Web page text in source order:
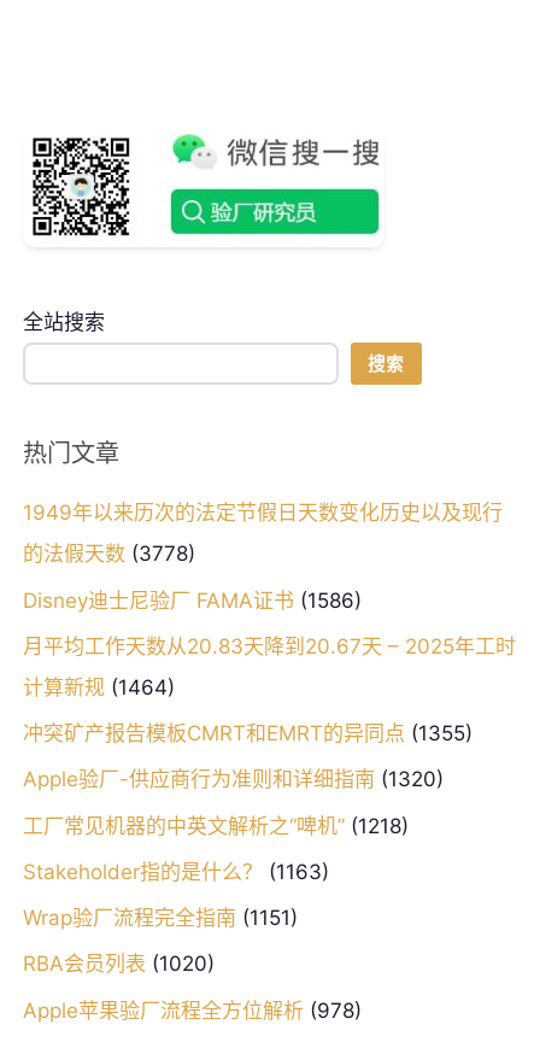
全站搜索
搜索
热门文章
1949年以来历次的法定节假日天数变化历史以及现行
的法假天数 (3778)
Disney迪士尼验厂 FAMA证书 (1586)
月平均工作天数从20.83天降到20.67天 – 2025年工时
计算新规(1464)
冲突矿产报告模板CMRT和EMRT的异同点 (1355)
Apple验厂-供应商行为准则和详细指南 (1320)
工厂常见机器的中英文解析之“啤机”(1218)
Stakeholder指的是什么？
(1163)
Wrap验厂流程完全指南 (1151)
RBA会员列表 (1020)
Apple苹果验厂流程全方位解析(978)